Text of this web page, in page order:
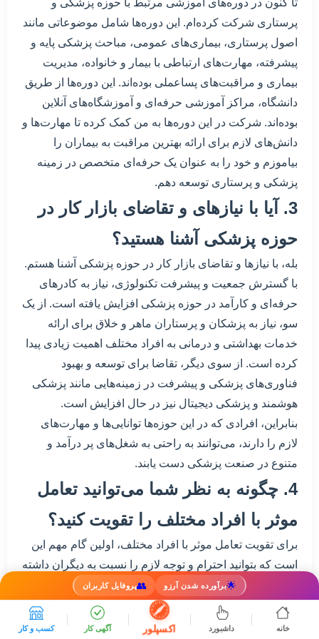
🌟برآورده شدن آرزو 👥پروفایل کاربران
خانه داشبورد اکسپلور آگهی کار کسب و کار
تا کنون در دوره‌های آموزشی مرتبط با حوزه پزشکی و
پرستاری شرکت کرده‌ام. این دوره‌ها شامل موضوعاتی مانند
اصول پرستاری، بیماری‌های عمومی، مباحث پزشکی پایه و
پیشرفته، مهارت‌های ارتباطی با بیمار و خانواده، مدیریت
بیماری و مراقبت‌های پساعملی بوده‌اند. این دوره‌ها از طریق
دانشگاه، مراکز آموزشی حرفه‌ای و آموزشگاه‌های آنلاین
بوده‌اند. شرکت در این دوره‌ها به من کمک کرده تا مهارت‌ها و
دانش‌های لازم برای ارائه بهترین مراقبت به بیماران را
بیاموزم و خود را به عنوان یک حرفه‌ای متخصص در زمینه
پزشکی و پرستاری توسعه دهم.
3. آیا با نیازهای و تقاضای بازار کار در
حوزه پزشکی آشنا هستید؟
بله، با نیازها و تقاضای بازار کار در حوزه پزشکی آشنا هستم.
با گسترش جمعیت و پیشرفت تکنولوژی، نیاز به کادرهای
حرفه‌ای و کارآمد در حوزه پزشکی افزایش یافته است. از یک
سو، نیاز به پزشکان و پرستاران ماهر و خلاق برای ارائه
خدمات بهداشتی و درمانی به افراد مختلف اهمیت زیادی پیدا
کرده است. از سوی دیگر، تقاضا برای توسعه و بهبود
فناوری‌های پزشکی و پیشرفت در زمینه‌هایی مانند پزشکی
هوشمند و پزشکی دیجیتال نیز در حال افزایش است.
بنابراین، افرادی که در این حوزه‌ها توانایی‌ها و مهارت‌های
لازم را دارند، می‌توانند به راحتی به شغل‌های پر درآمد و
متنوع در صنعت پزشکی دست یابند.
4. چگونه به نظر شما می‌توانید تعامل
موثر با افراد مختلف را تقویت کنید؟
برای تقویت تعامل موثر با افراد مختلف، اولین گام مهم این
است که بتوانید احترام و توجه لازم را نسبت به دیگران داشته
باشید. این به معنای شناخت دقیق نیازها، ارزش‌ها، و
نگرش‌های فرد مقابل است. با شناخت کامل و درک دقیق از
افراد، می‌توانید روابط خود را با آن‌ها بهبود بخشید. همچنین،